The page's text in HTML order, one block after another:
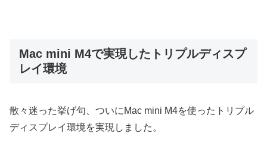
Mac mini M4で実現したトリプルディスプ
レイ環境
散々迷った挙げ句、ついにMac mini M4を使ったトリプル
ディスプレイ環境を実現しました。